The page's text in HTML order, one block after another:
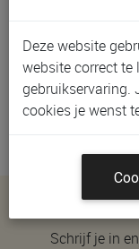
zo snel mogelijk.
van onze winkels
winkelpagina
Schrijf je in
Deze website
website correct te
gebruikservaring.
cookies je wenst